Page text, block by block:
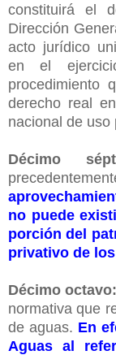
constituirá el
Dirección
acto jurídico
en el
procedimiento
derecho real
nacional de uso
Décimo
no puede
porción del
privativo de
Décimo octavo:
normativa que
de aguas. En
Aguas al